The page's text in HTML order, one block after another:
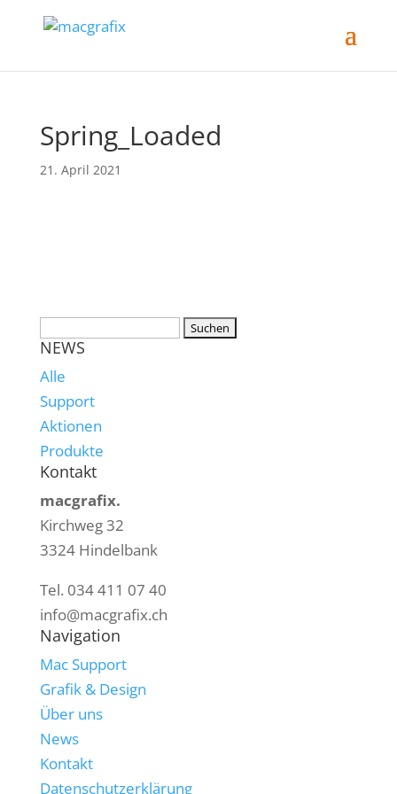
Spring_Loaded
21. April 2021
NEWS
Alle
Support
Aktionen
Produkte
Kontakt
macgrafix.
Kirchweg 32
3324 Hindelbank
Tel. 034 411 07 40
info@macgrafix.ch
Navigation
Mac Support
Grafik & Design
Über uns
News
Kontakt
Datenschutzerklärung